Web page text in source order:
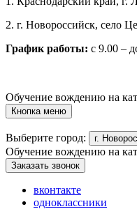
2. г. Новороссийск, село
График работы: с 9.00 –
Обучение вождению на
Кнопка меню
Выберите город: г.
Обучение вождению на
Заказать звонок
вконтакте
одноклассники